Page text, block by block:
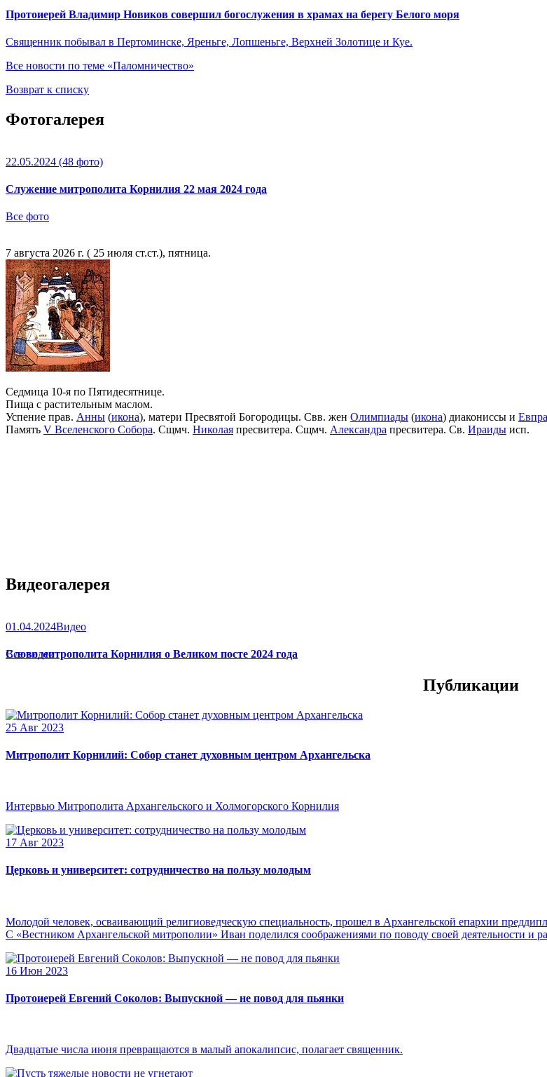
Протоиерей Владимир Новиков совершил богослужения в храмах на берегу Белого моря
Священник побывал в Пертоминске, Яреньге, Лопшеньге, Верхней Золотице и Куе.
Все новости по теме «Паломничество»
Возврат к списку
Фотогалерея
22.05.2024 (48 фото)
Служение митрополита Корнилия 22 мая 2024 года
Все фото
7 августа 2026 г. ( 25 июля ст.ст.), пятница.
Седмица 10-я по Пятидесятнице.
Пища с растительным маслом.
Успение прав. Анны (икона), матери Пресвятой Богородицы. Свв. жен Олимпиады (икона) диакониссы и
Память V Вселенского Собора. Сщмч. Николая пресвитера. Сщмч. Александра пресвитера. Св. Ираиды исп.
Видеогалерея
01.04.2024Видео
Слово митрополита Корнилия о Великом посте 2024 года
Все видео
Публикации
25 Авг 2023
Митрополит Корнилий: Собор станет духовным центром Архангельска
Интервью Митрополита Архангельского и Холмогорского Корнилия
17 Авг 2023
Церковь и университет: сотрудничество на пользу молодым
Молодой человек, осваивающий религиоведческую специальность, прошел в Архангельской епархии
С «Вестником Архангельской митрополии» Иван поделился соображениями по поводу своей деятельности и
16 Июн 2023
Протоиерей Евгений Соколов: Выпускной — не повод для пьянки
Двадцатые числа июня превращаются в малый апокалипсис, полагает священник.